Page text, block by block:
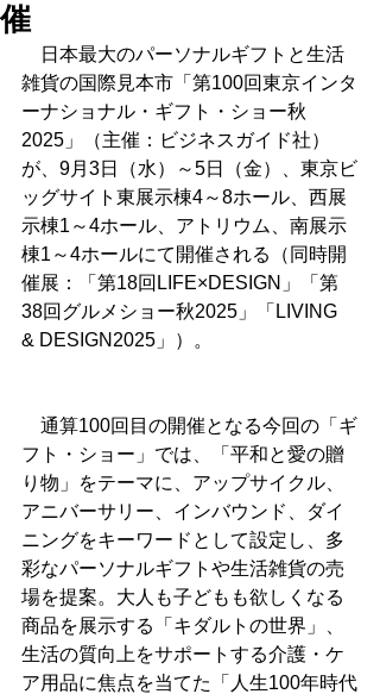
催
日本最大のパーソナルギフトと生活
雑貨の国際見本市「第100回東京インタ
ーナショナル・ギフト・ショー秋
2025」（主催：ビジネスガイド社）
が、9月3日（水）～5日（金）、東京ビ
ッグサイト東展示棟4～8ホール、西展
示棟1～4ホール、アトリウム、南展示
棟1～4ホールにて開催される（同時開
催展：「第18回LIFE×DESIGN」「第
38回グルメショー秋2025」「LIVING
& DESIGN2025」）。
通算100回目の開催となる今回の「ギ
フト・ショー」では、「平和と愛の贈
り物」をテーマに、アップサイクル、
アニバーサリー、インバウンド、ダイ
ニングをキーワードとして設定し、多
彩なパーソナルギフトや生活雑貨の売
場を提案。大人も子どもも欲しくなる
商品を展示する「キダルトの世界」、
生活の質向上をサポートする介護・ケ
ア用品に焦点を当てた「人生100年時代